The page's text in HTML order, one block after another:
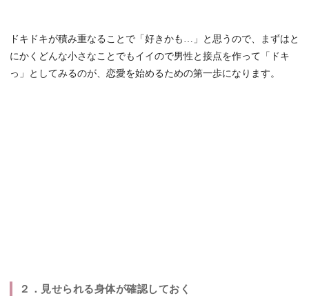
ドキドキが積み重なることで「好きかも…」と思うので、まずはと
にかくどんな小さなことでもイイので男性と接点を作って「ドキ
っ」としてみるのが、恋愛を始めるための第一歩になります。
２．見せられる身体が確認しておく